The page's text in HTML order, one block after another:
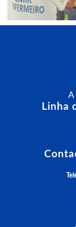
A
Linha